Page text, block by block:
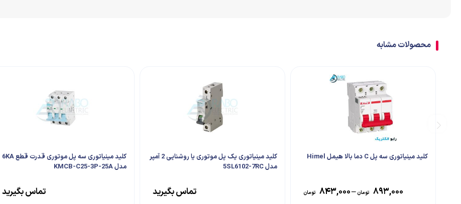
محصولات مشابه
کلید مینیاتوری سه پل C دما بالا هیمل Himel
۸۹۳,۰۰۰ تومان–۸۴۳,۰۰۰ تومان
کلید مینیاتوری یک پل موتوری یا روشنایی 2 آمپر
مدل 5SL6102-7RC
تماس بگیرید
کلید مینیاتوری سه پل موتوری قدرت قطع 6KA
مدل KMCB-C25-3P-25A
تماس بگیرید